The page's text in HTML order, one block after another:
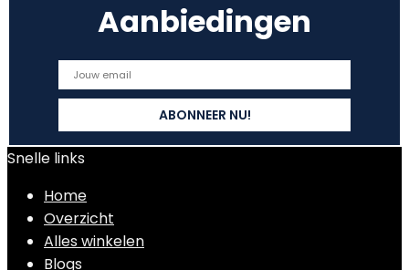
Aanbiedingen
Snelle links
Home
Overzicht
Alles winkelen
Blogs